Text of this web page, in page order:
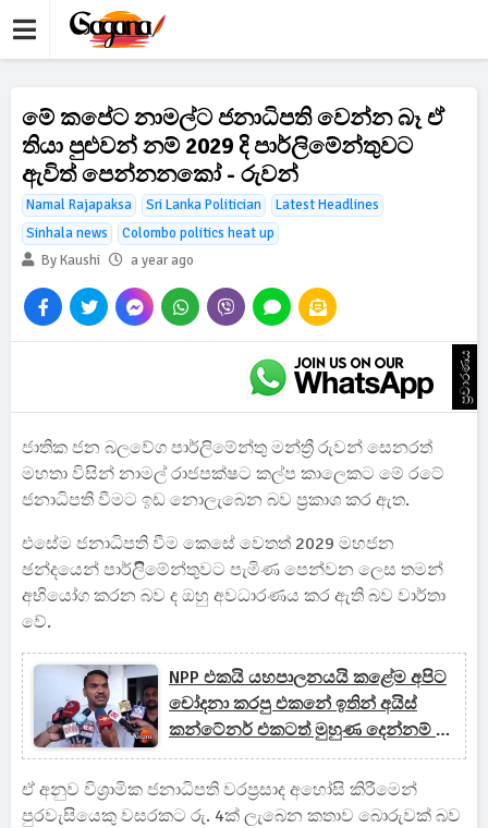
මේ කපේට නාමල්ට ජනාධිපති වෙන්න බෑ ඒ
තියා පුළුවන් නම් 2029 දි පාර්ලිමේන්තුවට
ඇවිත් පෙන්නනකෝ - රුවන්
Namal Rajapaksa Sri Lanka Politician
Latest Headlines
Sinhala news
Colombo politics heat up
By Kaushi
a year ago
ප්‍රචාරණය
ජාතික ජන බලවේග පාර්ලිමේන්තු මන්ත්‍රී රුවන් සෙනරත්
මහතා විසින් නාමල් රාජපක්ෂට කල්ප කාලෙකට මේ රටේ
ජනාධිපති වීමට ඉඩ නොලැබෙන බව ප්‍රකාශ කර ඇත.
එසේම ජනාධිපති වීම කෙසේ වෙතත් 2029 මහජන
ඡන්දයෙන් පාර්ලිිමේන්තුවට පැමිණ පෙන්වන ලෙස තමන්
අභියෝග කරන බව ද ඔහු අවධාරණය කර ඇති බව වාර්තා
වේ.
NPP එකයි යහපාලනයයි කළේම අපිට
චෝදනා කරපු එකනේ ඉතින් අයිස්
කන්ටේනර් එකටත් මුහුණ දෙන්නම් -
නාමල්
ඒ අනුව විශ්‍රාමික ජනාධිපති වරප්‍රසාද අහෝසි කිරීමෙන්
පුරවැසියෙකු වසරකට රු. 4ක් ලැබෙන කතාව බොරුවක් බව